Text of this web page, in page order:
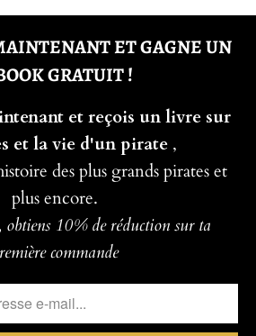
ET GAGNE UN
GRATUIT !
et reçois un livre sur
et la vie d'un pirate ,
des plus grands pirates et
plus encore.
obtiens 10% de réduction sur ta
commande